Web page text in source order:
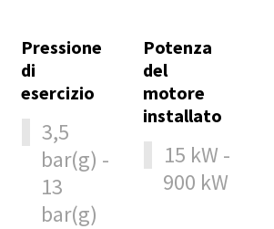
10 passaggi verso una
Riduzione delle emissioni di carbonio per
ecologica: tutto quello che c'è da sapere
Per saperne di più
Pressione
di
esercizio
3,5
bar(g) -
13
bar(g)
Potenza
del
motore
installato
15 kW -
900 kW